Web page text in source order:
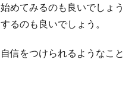
めてみるのも良いでしょう
るのも良いでしょう。
信をつけられるようなこと